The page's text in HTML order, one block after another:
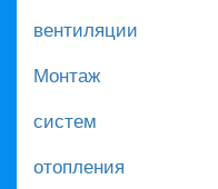
вентиляции
Монтаж
систем
отопления